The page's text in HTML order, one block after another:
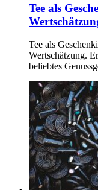
Tee als
Tee als
Wertschätzung.
beliebtes